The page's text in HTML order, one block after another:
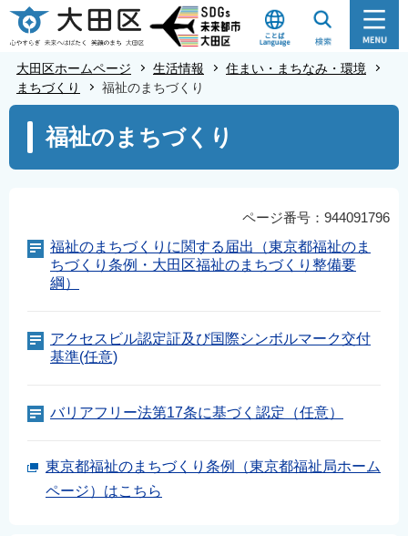
こ
の
ジ
大田区ホームページ 生活情報
住まい・まちなみ・環境
まちづくり
福祉のまちづくり
こ
福祉のまちづくり
ページ番号：944091796
福祉のまちづくりに関する届出（東京都福祉のま
ちづくり条例・大田区福祉のまちづくり整備要
綱）
アクセスビル認定証及び国際シンボルマーク交付
基準(任意)
バリアフリー法第17条に基づく認定（任意）
東京都福祉のまちづくり条例（東京都福祉局ホーム
ページ）はこちら